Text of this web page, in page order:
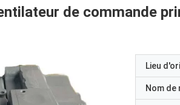
de commande
Lieu
Nom de